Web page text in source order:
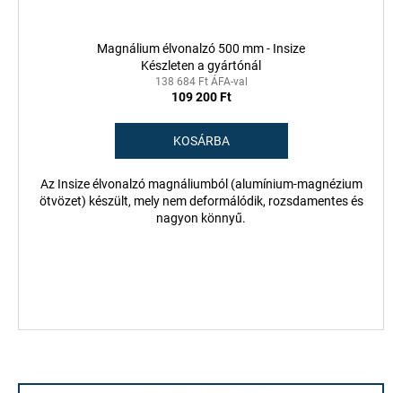
Magnálium élvonalzó 500 mm - Insize
Készleten a gyártónál
138 684 Ft ÁFA-val
109 200 Ft
KOSÁRBA
Az Insize élvonalzó magnáliumból (alumínium-magnézium
ötvözet) készült, mely nem deformálódik, rozsdamentes és
nagyon könnyű.